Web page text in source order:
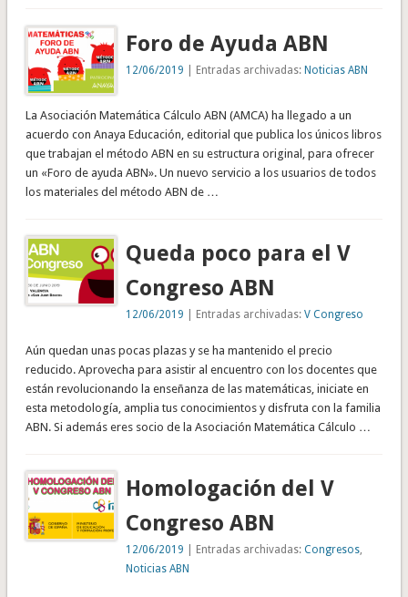
Foro de Ayuda ABN
12/06/2019 | Entradas archivadas:Noticias ABN
La Asociación Matemática Cálculo ABN (AMCA) ha llegado a un
acuerdo con Anaya Educación, editorial que publica los únicos libros
que trabajan el método ABN en su estructura original, para ofrecer
un «Foro de ayuda ABN». Un nuevo servicio a los usuarios de todos
los materiales del método ABN de …
Queda poco para el V
Congreso ABN
12/06/2019 | Entradas archivadas:V Congreso
Aún quedan unas pocas plazas y se ha mantenido el precio
reducido. Aprovecha para asistir al encuentro con los docentes que
están revolucionando la enseñanza de las matemáticas, iniciate en
esta metodología, amplia tus conocimientos y disfruta con la familia
ABN. Si además eres socio de la Asociación Matemática Cálculo …
Homologación del V
Congreso ABN
12/06/2019 | Entradas archivadas:Congresos,
Noticias ABN